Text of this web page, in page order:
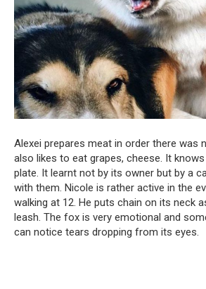
Alexei prepares meat in order there was
also likes to eat grapes, cheese. It
plate. It learnt not by its owner but by a
with them. Nicole is rather active in the
walking at 12. He puts chain on its neck
leash. The fox is very emotional and
can notice tears dropping from its eyes.